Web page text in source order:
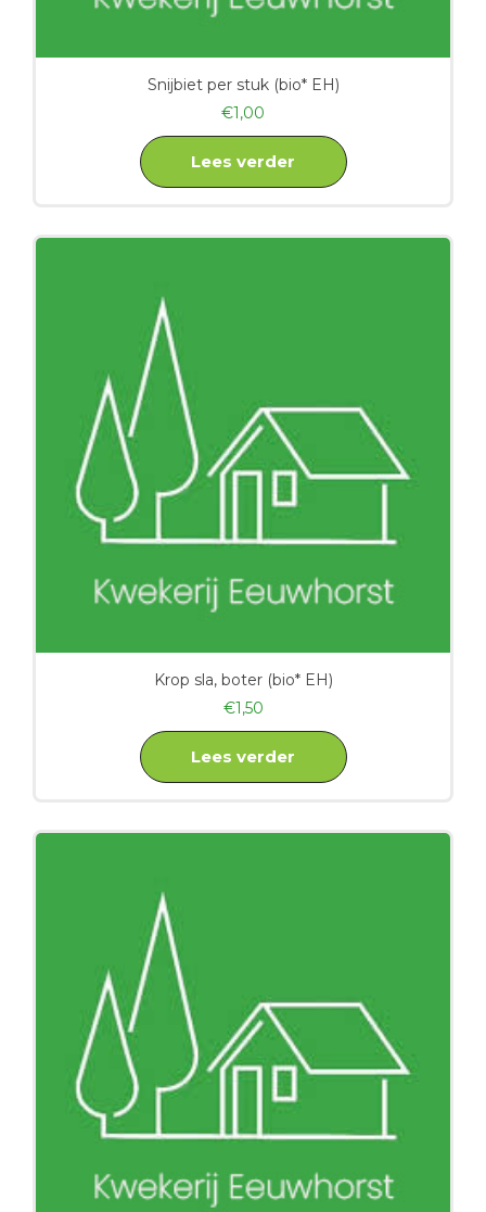
Snijbiet per stuk (bio* EH)
€1,00
Lees verder
Krop sla, boter (bio* EH)
€1,50
Lees verder